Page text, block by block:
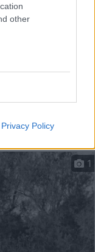
other
Privacy Policy
1